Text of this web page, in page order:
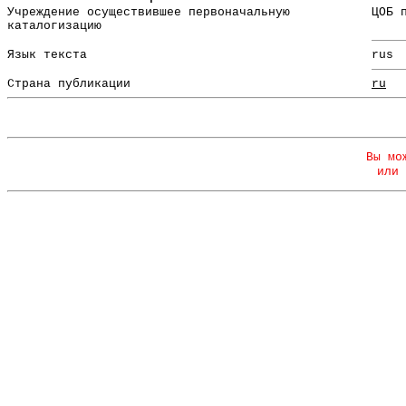
Учреждение осуществившее первоначальную
каталогизацию
ЦОБ
Язык текста rus
Страна публикации ru
Вы
или